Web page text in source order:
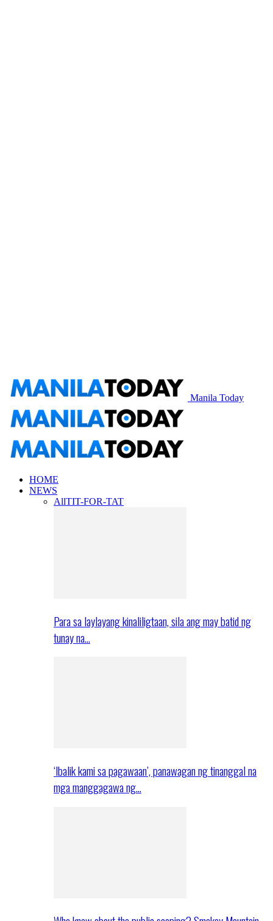
Manila Today
HOME
NEWS
AllTIT-FOR-TAT
Para sa laylayang kinaliligtaan, sila ang may batid ng
tunay na…
‘Ibalik kami sa pagawaan’, panawagan ng tinanggal na
mga manggagawa ng…